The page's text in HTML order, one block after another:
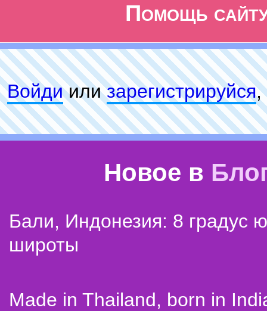
Помощь
Войдиилизарeгиcтpируйся,
Новое в
Бали, Индонезия: 8 градус
широты
Made in Thailand, born in